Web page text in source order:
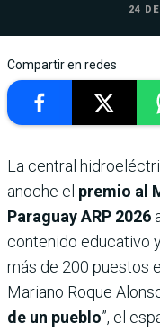
24
Compartir en redes
La central
anoche el premio al
Paraguay ARP 2026
contenido educativo
más de 200 puestos
Mariano Roque
de un pueblo”, el